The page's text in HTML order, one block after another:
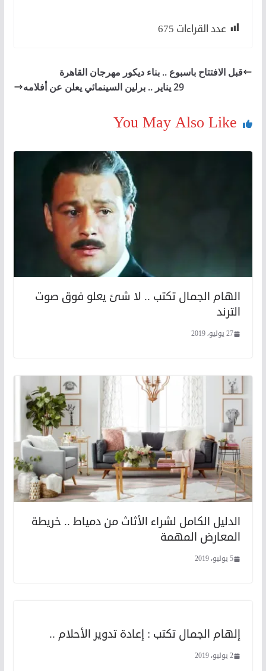
عدد القراءات 675
قبل الافتتاح باسبوع .. بناء ديكور مهرجان القاهرة
29 يناير .. برلين السينمائي يعلن عن أفلامه
You May Also Like
الهام الجمال تكتب .. لا شئ يعلو فوق صوت
الترند
27 يوليو، 2019
الدليل الكامل لشراء الأثاث من دمياط .. خريطة
المعارض المهمة
5 يوليو، 2019
إلهام الجمال تكتب : إعادة تدوير الأحلام ..
2 يوليو، 2019